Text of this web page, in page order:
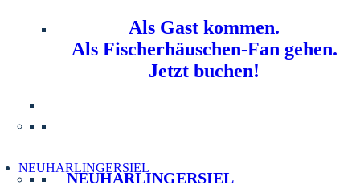
Als Gast kommen.
Als Fischerhäuschen-Fan gehen.
Jetzt buchen!
NEUHARLINGERSIEL
NEUHARLINGERSIEL